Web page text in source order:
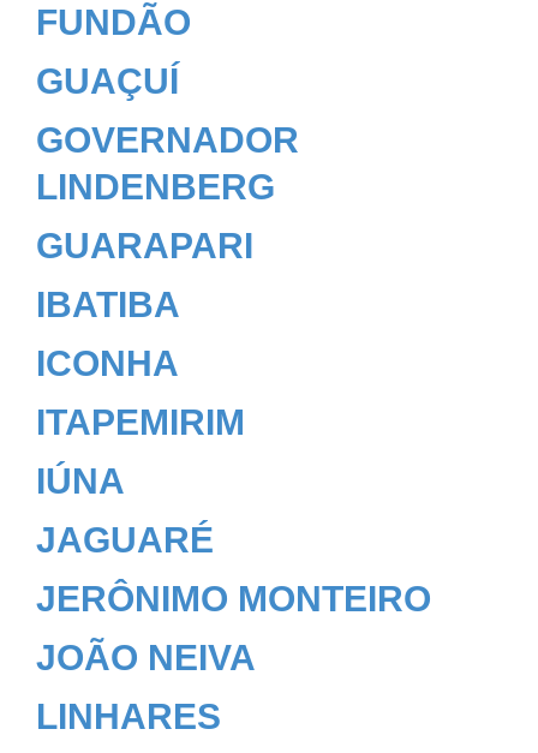
FUNDÃO
GUAÇUÍ
GOVERNADOR
LINDENBERG
GUARAPARI
IBATIBA
ICONHA
ITAPEMIRIM
IÚNA
JAGUARÉ
JERÔNIMO MONTEIRO
JOÃO NEIVA
LINHARES